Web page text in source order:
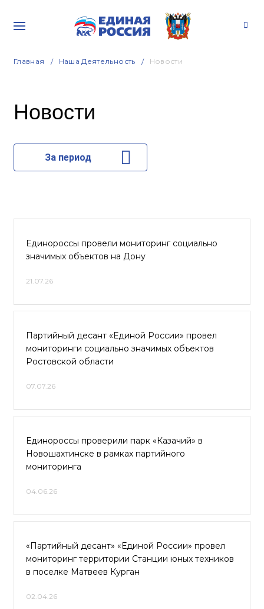
Главная Наша Деятельность Новости
Новости
За период
Единороссы провели мониторинг социально
значимых объектов на Дону
21.07.26
Партийный десант «Единой России» провел
мониторинги социально значимых объектов
Ростовской области
07.07.26
Единороссы проверили парк «Казачий» в
Новошахтинске в рамках партийного
мониторинга
04.06.26
«Партийный десант» «Единой России» провел
мониторинг территории Станции юных техников
в поселке Матвеев Курган
02.04.26